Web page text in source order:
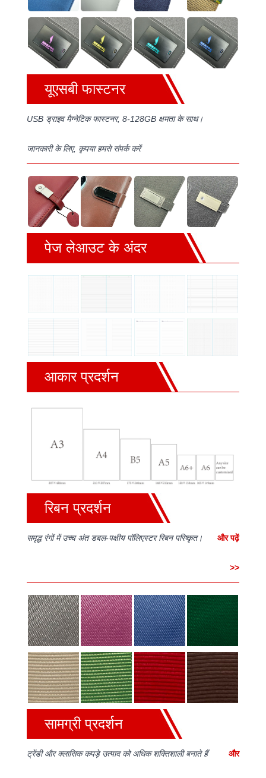
यूएसबी फास्टनर
USB ड्राइव मैग्नेटिक फास्टनर, 8-128GB क्षमता के साथ।
जानकारी के लिए, कृपया हमसे संपर्क करें
पेज लेआउट के अंदर
आकार प्रदर्शन
रिबन प्रदर्शन
समृद्ध रंगों में उच्च अंत डबल-पक्षीय पॉलिएस्टर रिबन परिष्कृत। और पढ़ें
>>
सामग्री प्रदर्शन
ट्रेंडी और क्लासिक कपड़े उत्पाद को अधिक शक्तिशाली बनाते हैं और